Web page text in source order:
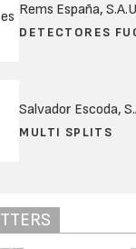
Rems España,
DETECTORES
Salvador Escoda,
MULTI SPLITS